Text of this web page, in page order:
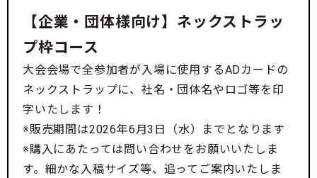
【企業・団体様向け】ネックストラッ
プ枠コース
大会会場で全参加者が入場に使用するADカードの
ネックストラップに、社名・団体名やロゴ等を印
字いたします！
※販売期間は2026年6月3日（水）までとなります
※購入にあたっては問い合わせをお願いいたしま
す。細かな入稿サイズ等、追ってご案内いたしま